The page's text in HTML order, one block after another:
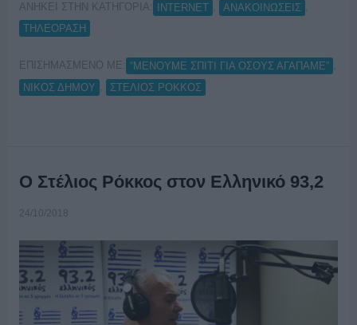
ΑΝΗΚΕΙ ΣΤΗΝ ΚΑΤΗΓΟΡΙΑ: INTERNET ΑΝΑΚΟΙΝΩΣΕΙΣ
ΤΗΛΕΟΡΑΣΗ
ΕΠΙΣΗΜΑΣΜΕΝΟ ΜΕ: “ΜΕΝΟΥΜΕ ΣΠΙΤΙ ΓΙΑ ΟΣΟΥΣ ΑΓΑΠΑΜΕ”
ΝΙΚΟΣ ΔΗΜΟΥ
ΣΤΕΛΙΟΣ ΡΟΚΚΟΣ
Ο Στέλιος Ρόκκος στον Ελληνικό 93,2
24/10/2018